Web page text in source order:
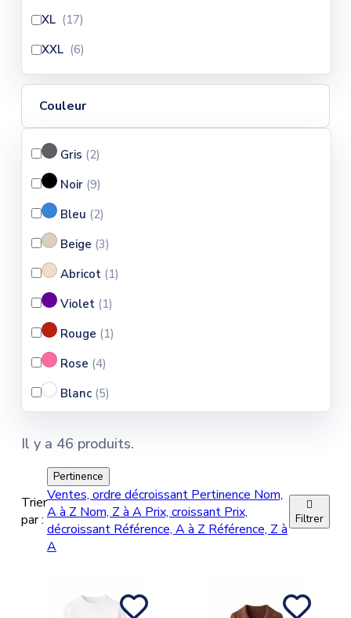
XL (17)
XXL (6)
Couleur
Gris (2)
Noir (9)
Bleu (2)
Beige (3)
Abricot (1)
Violet (1)
Rouge (1)
Rose (4)
Blanc (5)
Jaune(1)
Rose clair
Saumon(1)
Il y a 46 produits.
Trier
par :
Pertinence
Ventes, ordre décroissant Pertinence Nom,
A à Z Nom, Z à A Prix, croissant Prix,
décroissant Référence, A à Z Référence, Z à
A

Filtrer